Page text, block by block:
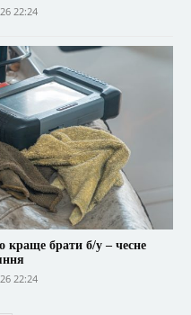
22:24
краще брати б/у – чесне
22:24